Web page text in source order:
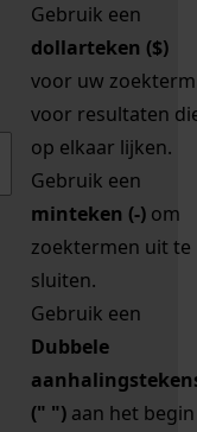
Gebruik een
dollarteken ($)
voor uw zoekterm
voor resultaten
op elkaar lijken.
Gebruik een
minteken (-) om
zoektermen uit te
sluiten.
Gebruik een
Dubbele
(" ") aan het begin